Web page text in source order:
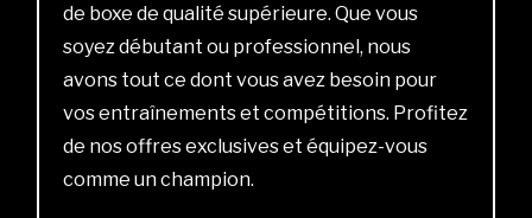
de boxe de qualité supérieure. Que vous
soyez débutant ou professionnel, nous
avons tout ce dont vous avez besoin pour
vos entraînements et compétitions. Profitez
de nos offres exclusives et équipez-vous
comme un champion.